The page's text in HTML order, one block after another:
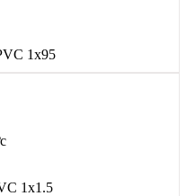
1x95
1x1.5